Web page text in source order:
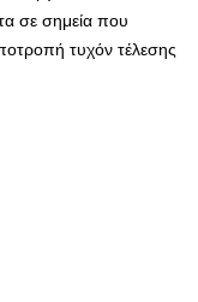
σε σημεία που
τυχόν τέλεσης